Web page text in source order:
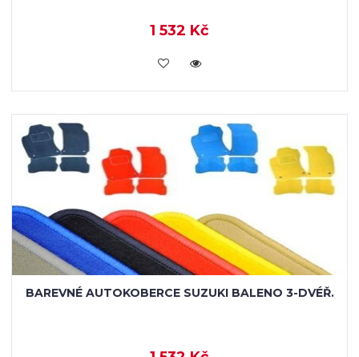
1 532 Kč
KOUPIT
BAREVNÉ AUTOKOBERCE SUZUKI BALENO 3-DVÉŘ.